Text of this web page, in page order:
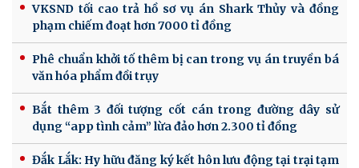
VKSND tối cao trả hồ sơ vụ án Shark Thủy và đồng
phạm chiếm đoạt hơn 7000 tỉ đồng
Phê chuẩn khởi tố thêm bị can trong vụ án truyền bá
văn hóa phẩm đồi trụy
Bắt thêm 3 đối tượng cốt cán trong đường dây sử
dụng “app tình cảm” lừa đảo hơn 2.300 tỉ đồng
Đắk Lắk: Hy hữu đăng ký kết hôn lưu động tại trại tạm